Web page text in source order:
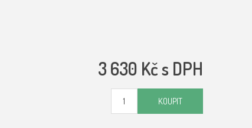
3 630 Kč s DPH
KOUPIT